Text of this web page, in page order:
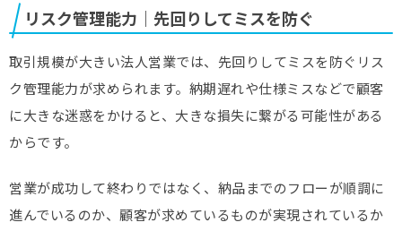
リスク管理能力｜先回りしてミスを防ぐ
取引規模が大きい法人営業では、先回りしてミスを防ぐリス
ク管理能力が求められます。納期遅れや仕様ミスなどで顧客
に大きな迷惑をかけると、大きな損失に繋がる可能性がある
からです。
営業が成功して終わりではなく、納品までのフローが順調に
進んでいるのか、顧客が求めているものが実現されているか